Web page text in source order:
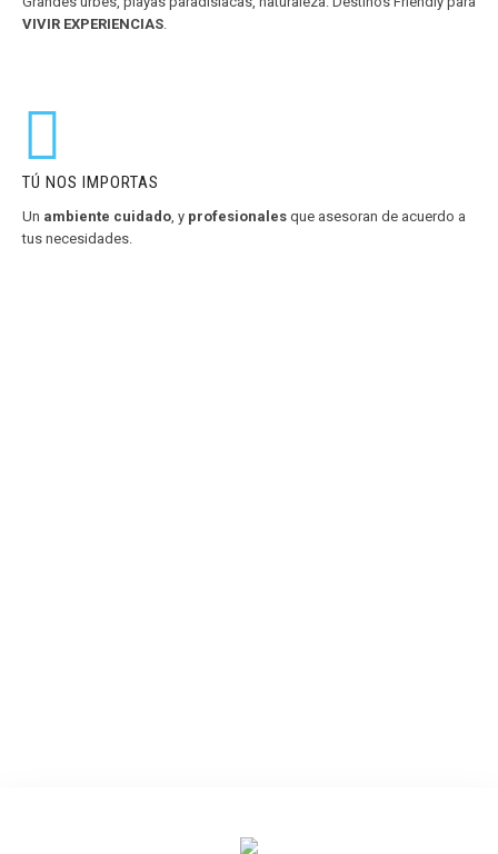
VIVIR EXPERIENCIAS.
TÚ NOS IMPORTAS
Un ambiente cuidado , y profesionales que asesoran de acuerdo a
tus necesidades.